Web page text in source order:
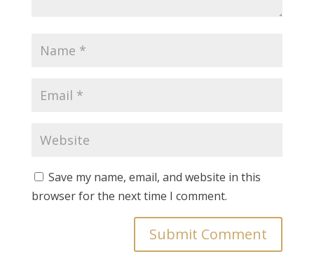
Save my name, email, and website in this
browser for the next time I comment.